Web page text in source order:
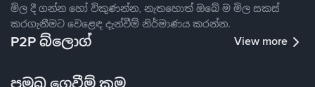
මිල දී ගන්න හෝ විකුණන්න, නැතහොත් ඔබේ ම මිල සකස්
කරගැනීමට වෙළෙඳ දැන්වීම් නිර්මාණය කරන්න.
P2P බ්ලොග් View more